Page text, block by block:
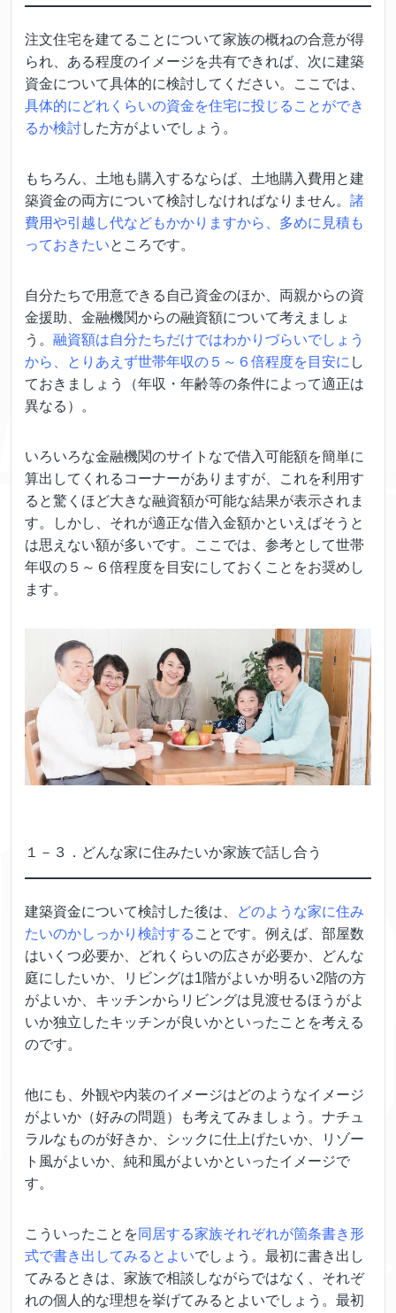
注文住宅を建てることについて家族の概ねの合意が得
られ、ある程度のイメージを共有できれば、次に建築
資金について具体的に検討してください。ここでは、
具体的にどれくらいの資金を住宅に投じることができ
るか検討した方がよいでしょう。
もちろん、土地も購入するならば、土地購入費用と建
築資金の両方について検討しなければなりません。 諸
費用や引越し代などもかかりますから、多めに見積も
っておきたいところです。
自分たちで用意できる自己資金のほか、両親からの資
金援助、金融機関からの融資額について考えましょ
う。 融資額は自分たちだけではわかりづらいでしょう
から、とりあえず世帯年収の５～６倍程度を目安に し
ておきましょう（年収・年齢等の条件によって適正は
異なる）。
いろいろな金融機関のサイトなで借入可能額を簡単に
算出してくれるコーナーがありますが、これを利用す
ると驚くほど大きな融資額が可能な結果が表示されま
す。しかし、それが適正な借入金額かといえばそうと
は思えない額が多いです。ここでは、参考として世帯
年収の５～６倍程度を目安にしておくことをお奨めし
ます。
１－３．どんな家に住みたいか家族で話し合う
建築資金について検討した後は、
どのような家に住み
たいのかしっかり検討する ことです。例えば、部屋数
はいくつ必要か、どれくらいの広さが必要か、どんな
庭にしたいか、リビングは1階がよいか明るい2階の方
がよいか、キッチンからリビングは見渡せるほうがよ
いか独立したキッチンが良いかといったことを考える
のです。
他にも、外観や内装のイメージはどのようなイメージ
がよいか（好みの問題）も考えてみましょう。ナチュ
ラルなものが好きか、シックに仕上げたいか、リゾー
ト風がよいか、純和風がよいかといったイメージで
す。
こういったことを同居する家族それぞれが箇条書き形
式で書き出してみるとよいでしょう。最初に書き出し
てみるときは、家族で相談しながらではなく、それぞ
れの個人的な理想を挙げてみるとよいでしょう。最初